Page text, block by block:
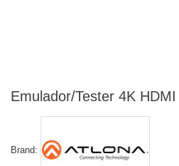
Emulador/Tester 4K HDMI
Brand: